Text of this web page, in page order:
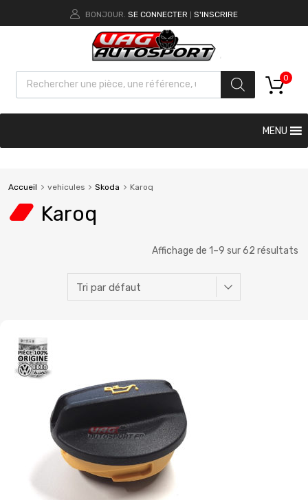
BONJOUR. SE CONNECTER S'INSCRIRE
0
MENU
Accueil vehicules Skoda Karoq
Karoq
Affichage de 1–9 sur 62 résultats